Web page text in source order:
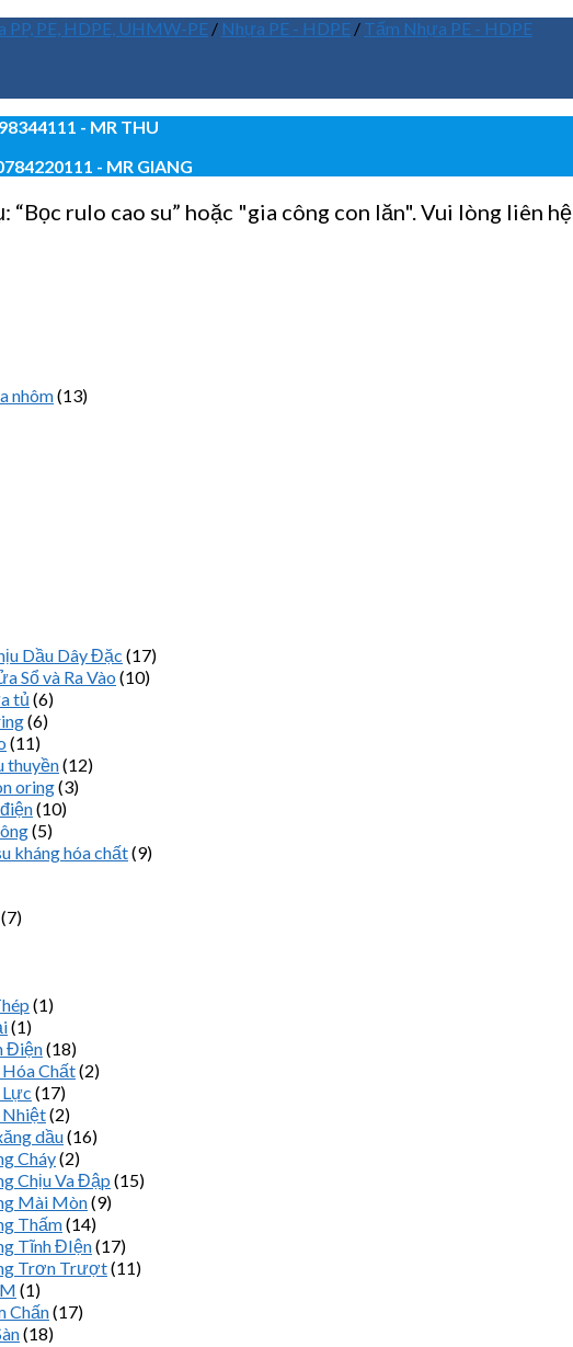
PP, PE, HDPE, UHMW-PE / Nhựa PE - HDPE / Tấm Nhựa PE - HDPE
- MR THU
- MR GIANG
“Bọc rulo cao su” hoặc "gia công con lăn". Vui lòng liên hệ
nhôm(13)
Dầu Dây Đặc (17)
Sổ và Ra Vào (10)
tủ (6)
(6)
(11)
thuyền(12)
oring(3)
(10)
(5)
kháng hóa chất(9)
(7)
(1)
(1)
Điện(18)
Hóa Chất(2)
Lực (17)
Nhiệt(2)
dầu(16)
Cháy(2)
Chịu Va Đập (15)
Mài Mòn(9)
Thấm(14)
Tĩnh ĐIện(17)
Trơn Trượt(11)
(1)
Chấn(17)
(18)